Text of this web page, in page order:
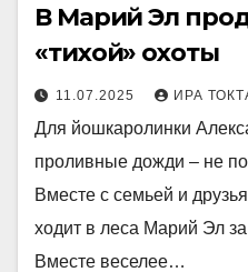
В Марий Эл
«тихой» охоты
11.07.2025 ИРА
Для йошкаролинки
проливные дожди – не
Вместе с семьей и
ходит в леса Марий Эл
Вместе веселее…